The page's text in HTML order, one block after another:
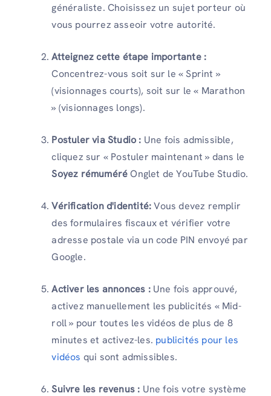
généraliste. Choisissez un sujet porteur où
vous pourrez asseoir votre autorité.
Atteignez cette étape importante :
Concentrez-vous soit sur le « Sprint »
(visionnages courts), soit sur le « Marathon
» (visionnages longs).
Postuler via Studio : Une fois admissible,
cliquez sur « Postuler maintenant » dans le
Soyez rémuméréOnglet de YouTube Studio.
Vérification d'identité:Vous devez remplir
des formulaires fiscaux et vérifier votre
adresse postale via un code PIN envoyé par
Google.
Activer les annonces :Une fois approuvé,
activez manuellement les publicités « Mid-
roll » pour toutes les vidéos de plus de 8
minutes et activez-les. publicités pour les
vidéos qui sont admissibles.
Suivre les revenus : Une fois votre système